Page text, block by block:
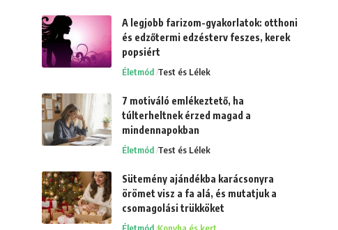
A legjobb farizom-gyakorlatok: otthoni
és edzőtermi edzésterv feszes, kerek
popsiért
Életmód Test és Lélek
7 motiváló emlékeztető, ha
túlterheltnek érzed magad a
mindennapokban
Életmód Test és Lélek
Sütemény ajándékba karácsonyra
örömet visz a fa alá, és mutatjuk a
csomagolási trükköket
Életmód Konyha és kert